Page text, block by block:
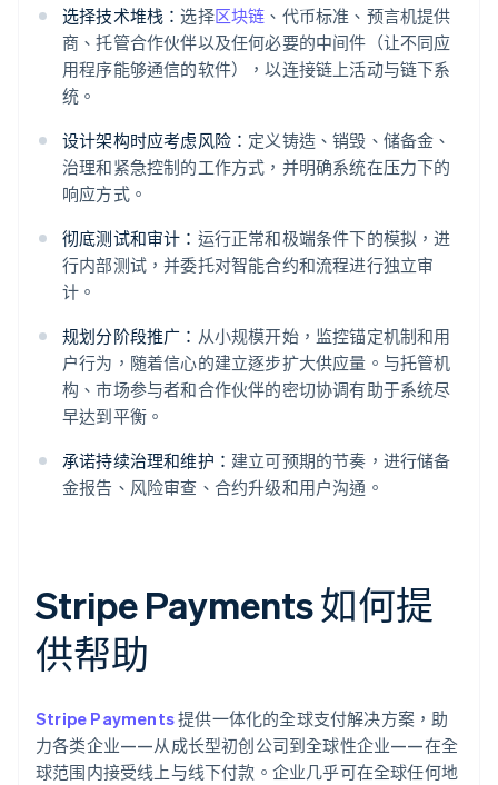
选择技术堆栈：选择区块链 、代币标准、预言机提供
商、托管合作伙伴以及任何必要的中间件（让不同应
用程序能够通信的软件），以连接链上活动与链下系
统。
设计架构时应考虑风险： 定义铸造、销毁、储备金、
治理和紧急控制的工作方式，并明确系统在压力下的
响应方式。
彻底测试和审计： 运行正常和极端条件下的模拟，进
行内部测试，并委托对智能合约和流程进行独立审
计。
规划分阶段推广： 从小规模开始，监控锚定机制和用
户行为，随着信心的建立逐步扩大供应量。与托管机
构、市场参与者和合作伙伴的密切协调有助于系统尽
早达到平衡。
承诺持续治理和维护： 建立可预期的节奏，进行储备
金报告、风险审查、合约升级和用户沟通。
Stripe Payments 如何提
供帮助
Stripe Payments提供一体化的全球支付解决方案，助
力各类企业——从成长型初创公司到全球性企业——在全
球范围内接受线上与线下付款。企业几乎可在全球任何地